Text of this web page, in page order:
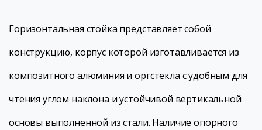
Горизонтальная стойка представляет собой
конструкцию, корпус которой изготавливается из
композитного алюминия и оргстекла с удобным для
чтения углом наклона и устойчивой вертикальной
основы выполненной из стали. Наличие опорного